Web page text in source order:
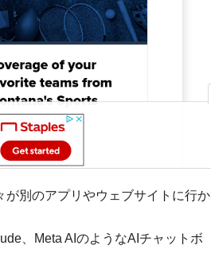
別のアプリやウェブサイトに行か
、Meta AIのようなAIチャットボ